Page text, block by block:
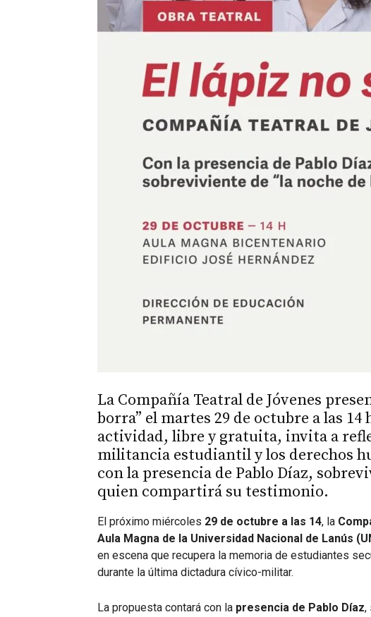
La Compañía Teatral de Jóvenes
borra” el martes 29 de octubre a las
actividad, libre y gratuita, invita a
militancia estudiantil y los derechos
con la presencia de Pablo Díaz,
quien compartirá su testimonio.
El próximo miércoles 29 de octubre a las 14, la
Aula Magna de la Universidad Nacional de Lanús
en escena que recupera la memoria de estudiantes
durante la última dictadura cívico-militar.
La propuesta contará con la presencia de Pablo Díaz,